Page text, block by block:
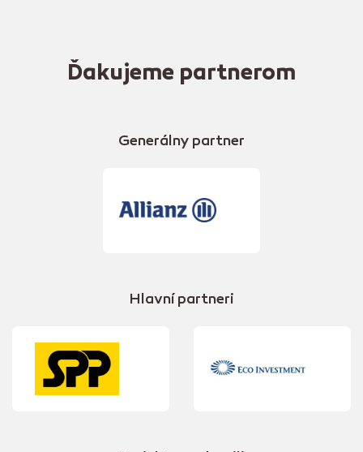
Ďakujeme partnerom
Generálny partner
Hlavní partneri